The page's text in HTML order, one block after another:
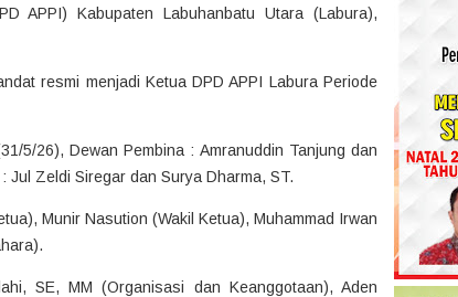
APPI) Kabupaten Labuhanbatu Utara (Labura),
resmi menjadi Ketua DPD APPI Labura Periode
5/26), Dewan Pembina : Amranuddin Tanjung dan
Jul Zeldi Siregar dan Surya Dharma, ST.
Munir Nasution (Wakil Ketua), Muhammad Irwan
SE, MM (Organisasi dan Keanggotaan), Aden